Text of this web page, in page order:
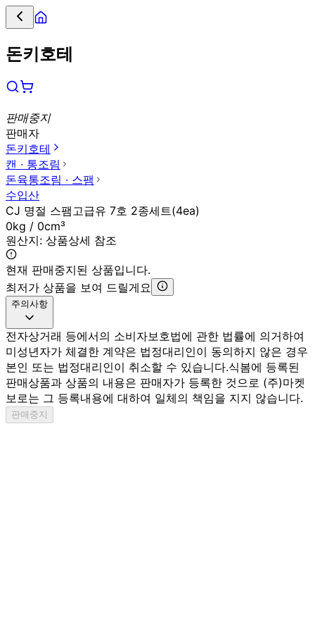
돈키호테
판매중지
판매자
돈키호테
캔 ∙ 통조림
돈육통조림 ∙ 스팸
수입산
CJ 명절 스팸고급유 7호 2종세트(4ea)
0kg / 0cm³
원산지: 상품상세 참조
현재 판매중지된 상품입니다.
최저가 상품을 보여 드릴게요
주의사항
전자상거래 등에서의 소비자보호법에 관한 법률에 의거하여
미성년자가 체결한 계약은 법정대리인이 동의하지 않은 경우
본인 또는 법정대리인이 취소할 수 있습니다.식봄에 등록된
판매상품과 상품의 내용은 판매자가 등록한 것으로 (주)마켓
보로는 그 등록내용에 대하여 일체의 책임을 지지 않습니다.
판매중지